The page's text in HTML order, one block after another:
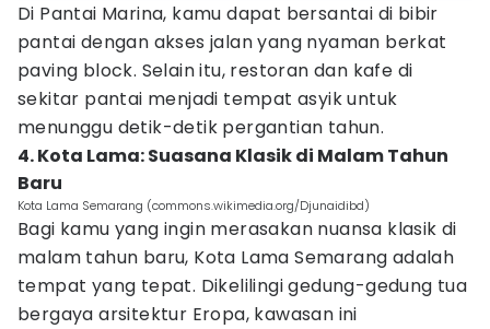
Di Pantai Marina, kamu dapat bersantai di bibir
pantai dengan akses jalan yang nyaman berkat
paving block. Selain itu, restoran dan kafe di
sekitar pantai menjadi tempat asyik untuk
menunggu detik-detik pergantian tahun.
4. Kota Lama: Suasana Klasik di Malam Tahun
Baru
Kota Lama Semarang (commons.wikimedia.org/Djunaidibd)
Bagi kamu yang ingin merasakan nuansa klasik di
malam tahun baru, Kota Lama Semarang adalah
tempat yang tepat. Dikelilingi gedung-gedung tua
bergaya arsitektur Eropa, kawasan ini